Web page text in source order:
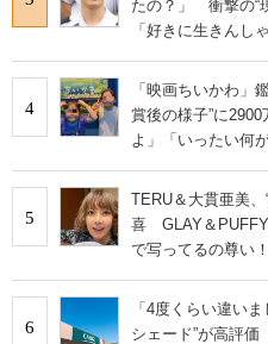
たの？」 衝撃の“
「好きに生きんし
4
「映画ちいかわ」
賞後の様子”に
よ」「いったい何が
5
TERU＆大貫亜美
喜 GLAY＆PUFFY
で写ってるの尊い！
6
「4度くらい違い
シェード”が高評